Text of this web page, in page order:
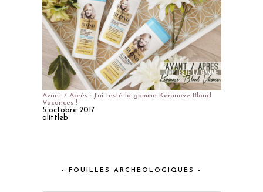
Avant / Après : J'ai testé la gamme Keranove Blond
Vacances !
5 octobre 2017
alittleb
– FOUILLES ARCHEOLOGIQUES –